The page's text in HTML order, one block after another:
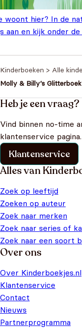
woont hier? In de
aan en kijk onder
Kinderboeken > Alle
Molly & Billy’s
Heb je een vraag?
Vind binnen no-time
klantenservice pagina.
Klantenservice
Alles van
Zoek op leeftijd
Zoeken op auteur
Zoek naar merken
Zoek naar series of
Zoek naar een soort
Over ons
Over Kinderboekjes.nl
Klantenservice
Contact
Nieuws
Partnerprogramma